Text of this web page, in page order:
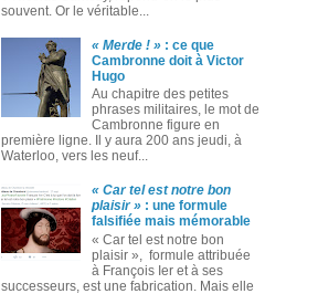
souvent. Or le véritable...
« Merde ! »: ce que
Cambronne doit à Victor
Hugo
Au chapitre des petites
phrases militaires, le mot de
Cambronne figure en
première ligne. Il y aura 200 ans jeudi, à
Waterloo, vers les neuf...
« Car tel est notre bon
plaisir »: une formule
falsifiée mais mémorable
« Car tel est notre bon
plaisir », formule attribuée
à François Ier et à ses
successeurs, est une fabrication. Mais elle